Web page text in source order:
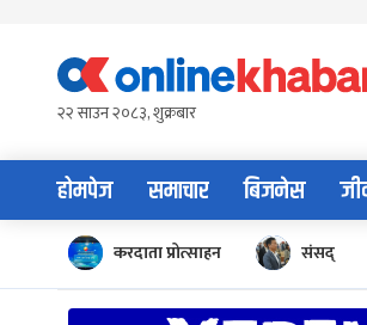
content२२ साउन २०८३, शुक्रबार
होमपेज समाचार बिजनेस
करदाता प्रोत्साहन संसद्